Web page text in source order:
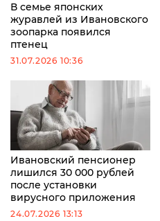
В семье японских
журавлей из Ивановского
зоопарка появился
птенец
31.07.2026 10:36
Ивановский пенсионер
лишился 30 000 рублей
после установки
вирусного приложения
24.07.2026 13:13